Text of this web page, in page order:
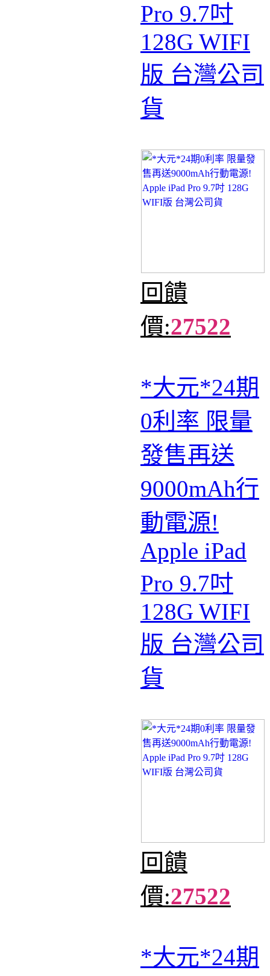
Pro 9.7吋
128G WIFI
版 台灣公司
貨
回饋
價:27522
*大元*24期
0利率 限量
發售再送
9000mAh行
動電源!
Apple iPad
Pro 9.7吋
128G WIFI
版 台灣公司
貨
回饋
價:27522
*大元*24期